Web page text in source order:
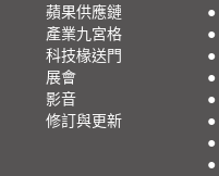
蘋果供應鏈
產業九宮格
科技椽送門
展會
影音
修訂與更新
●
●
●
●
●
●
●
●